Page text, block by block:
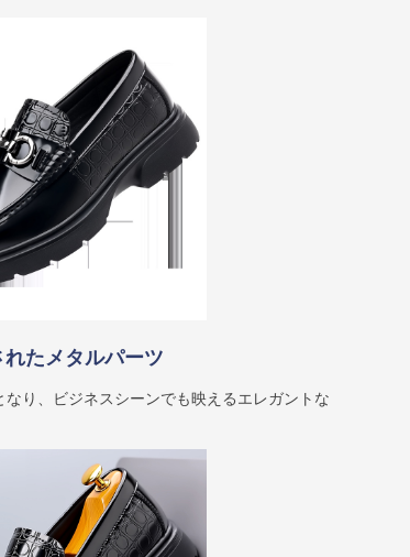
れたメタルパーツ
り、ビジネスシーンでも映えるエレガントな